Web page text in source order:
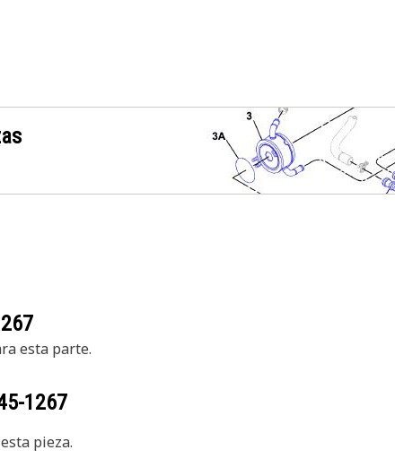
esta parte.
1267
pieza.